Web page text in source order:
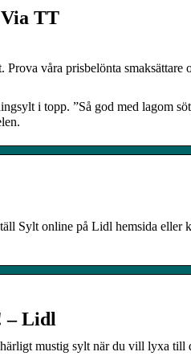
TT
våra prisbelönta smaksättare
i topp. ”Så god med lagom
Sylt online på Lidl hemsida eller
– Lidl
mustig sylt när du vill lyxa till